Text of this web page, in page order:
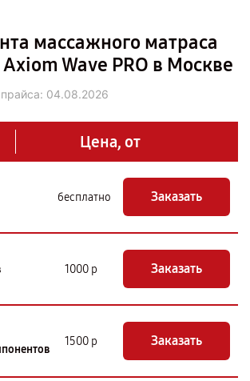
массажного матраса
Wave PRO в Москве
04.08.2026
Цена, от
бесплатно Заказать
1000 р Заказать
1500 р Заказать